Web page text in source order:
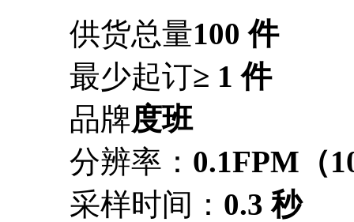
供货总量100 件
最少起订≥ 1 件
品牌度班
分辨率： 0.1FPM（
采样时间： 0.3 秒